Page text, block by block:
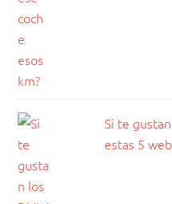
Si te
estas 5